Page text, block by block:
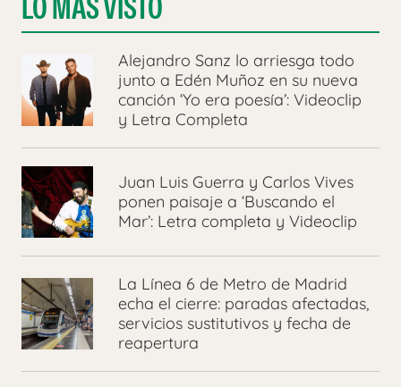
Alejandro Sanz lo arriesga todo
junto a Edén Muñoz en su nueva
canción ‘Yo era poesía’: Videoclip
y Letra Completa
Juan Luis Guerra y Carlos Vives
ponen paisaje a ‘Buscando el
Mar’: Letra completa y Videoclip
La Línea 6 de Metro de Madrid
echa el cierre: paradas afectadas,
servicios sustitutivos y fecha de
reapertura